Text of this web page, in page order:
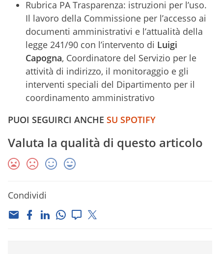
Rubrica PA Trasparenza: istruzioni per l’uso.
Il lavoro della Commissione per l’accesso ai
documenti amministrativi e l’attualità della
legge 241/90 con l’intervento di Luigi
Capogna, Coordinatore del Servizio per le
attività di indirizzo, il monitoraggio e gli
interventi speciali del Dipartimento per il
coordinamento amministrativo
PUOI SEGUIRCI ANCHE SU SPOTIFY
Valuta la qualità di questo articolo
Condividi